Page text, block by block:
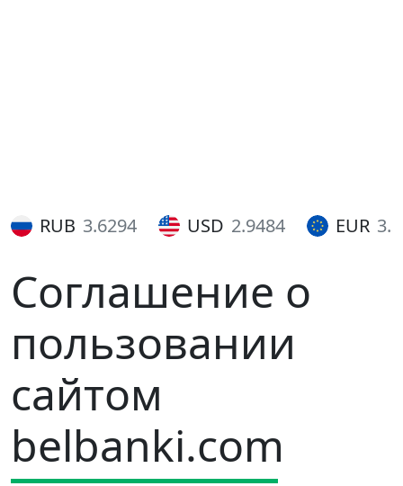
RUB 3.6294 USD 2.9484 EUR
Соглашение о
пользовании
сайтом
belbanki.com